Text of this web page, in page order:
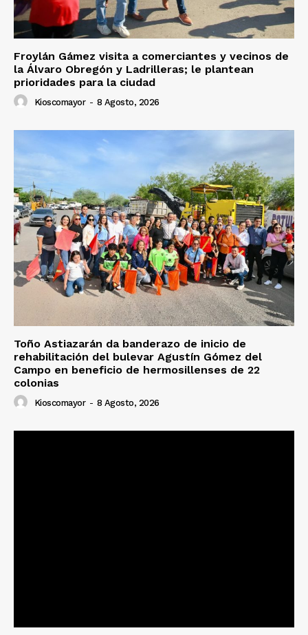
Froylán Gámez visita a comerciantes y vecinos de
la Álvaro Obregón y Ladrilleras; le plantean
prioridades para la ciudad
Kioscomayor - 8 Agosto, 2026
Toño Astiazarán da banderazo de inicio de
rehabilitación del bulevar Agustín Gómez del
Campo en beneficio de hermosillenses de 22
colonias
Kioscomayor - 8 Agosto, 2026